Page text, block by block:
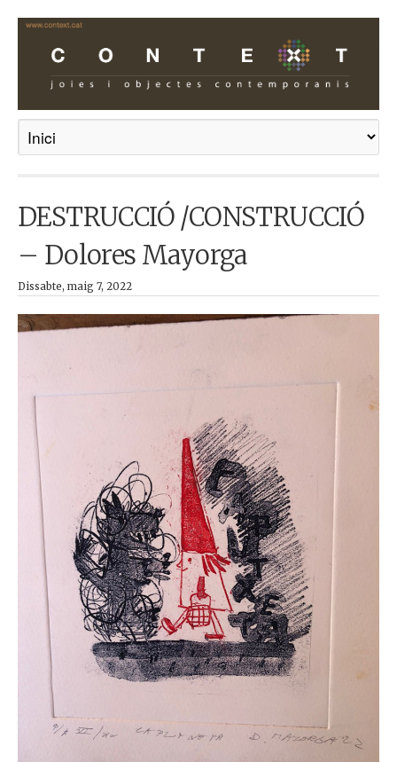
DESTRUCCIÓ /CONSTRUCCIÓ
– Dolores Mayorga
Dissabte, maig 7, 2022